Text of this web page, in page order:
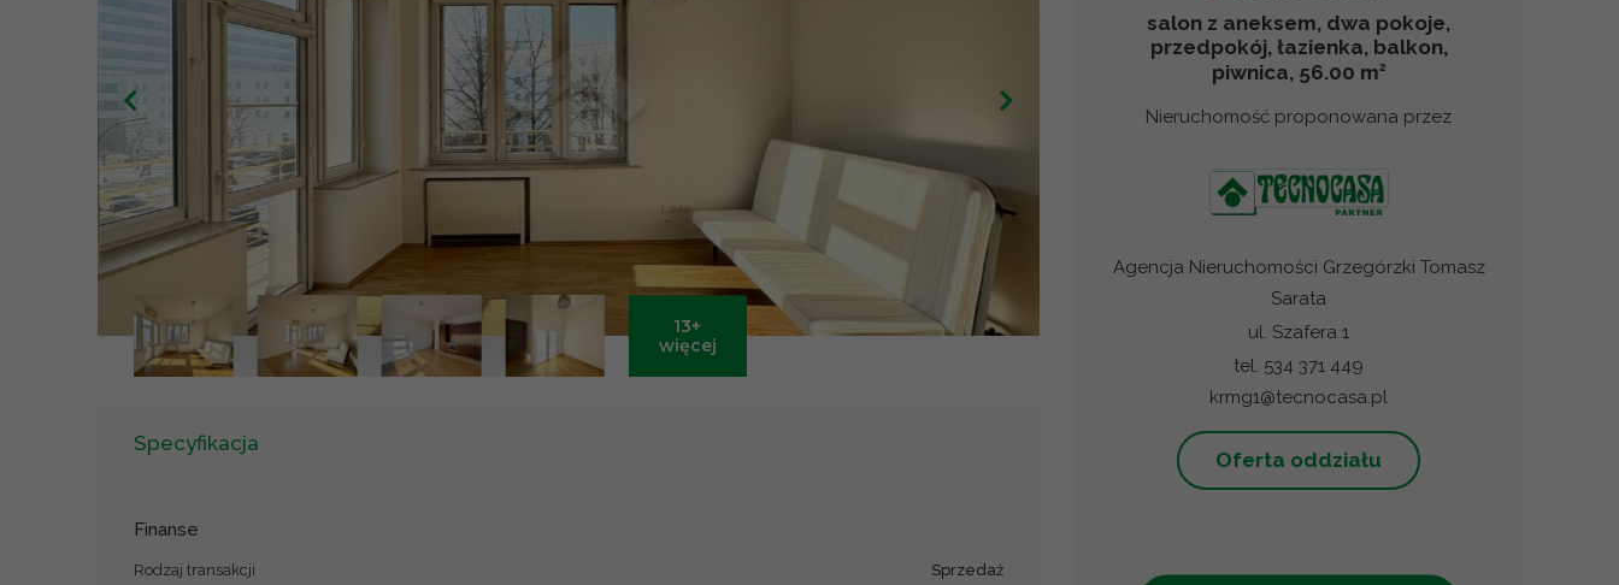
salon z aneksem, dwa pokoje,
przedpokój, łazienka, balkon,
piwnica, 56.00 m2
Nieruchomość proponowana przez
Agencja Nieruchomości Grzegórzki Tomasz
Sarata
ul. Szafera 1
tel. 534 371 449
krmg1@tecnocasa.pl
Oferta oddziału
13+
więcej
© OpenStreetMap contributors ©CARTO
Specyfikacja
Finanse
Rodzaj transakcji
sprzedaż